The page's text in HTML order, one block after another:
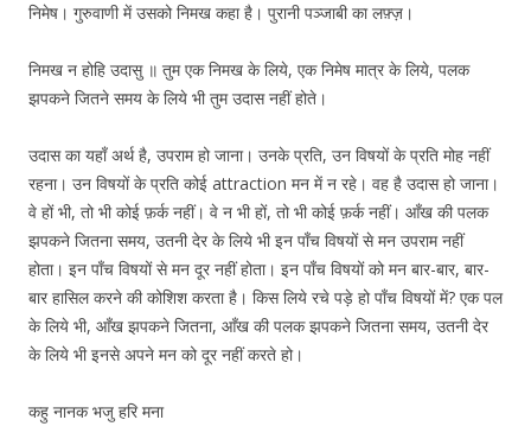
निमेष। गुरुवाणी में उसको निमख कहा है। पुरानी पञ्जाबी का लफ़्ज़।
निमख न होहि उदासु ॥ तुम एक निमख के लिये, एक निमेष मात्र के लिये, पलक
झपकने जितने समय के लिये भी तुम उदास नहीं होते।
उदास का यहाँ अर्थ है, उपराम हो जाना। उनके प्रति, उन विषयों के प्रति मोह नहीं
रहना। उन विषयों के प्रति कोई attraction मन में न रहे। वह है उदास हो जाना।
वे हों भी, तो भी कोई फ़र्क नहीं। वे न भी हों, तो भी कोई फ़र्क नहीं। आँख की पलक
झपकने जितना समय, उतनी देर के लिये भी इन पाँच विषयों से मन उपराम नहीं
होता। इन पाँच विषयों से मन दूर नहीं होता। इन पाँच विषयों को मन बार-बार, बार-
बार हासिल करने की कोशिश करता है। किस लिये रचे पड़े हो पाँच विषयों में? एक पल
के लिये भी, आँख झपकने जितना, आँख की पलक झपकने जितना समय, उतनी देर
के लिये भी इनसे अपने मन को दूर नहीं करते हो।
कहु नानक भजु हरि मना